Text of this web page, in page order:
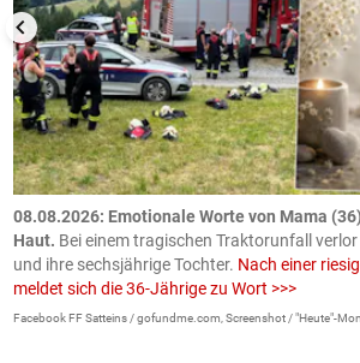
08.08.2026: Emotionale Worte von Mama
Haut. Bei einem tragischen Traktorunfall
und ihre sechsjährige Tochter. Nach einer
meldet sich die 36-Jährige zu Wort >>>
Facebook FF Satteins / gofundme.com, Screenshot / "Heute"-